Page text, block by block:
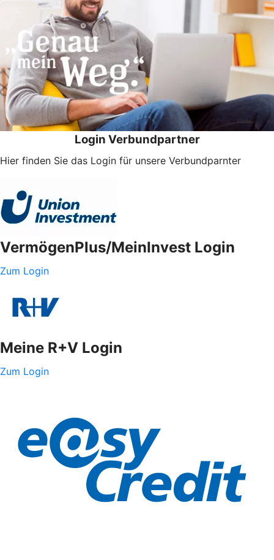
Login Verbundpartner
Hier finden Sie das Login für unsere Verbundparnter
VermögenPlus/MeinInvest Login
Zum Login
Meine R+V Login
Zum Login